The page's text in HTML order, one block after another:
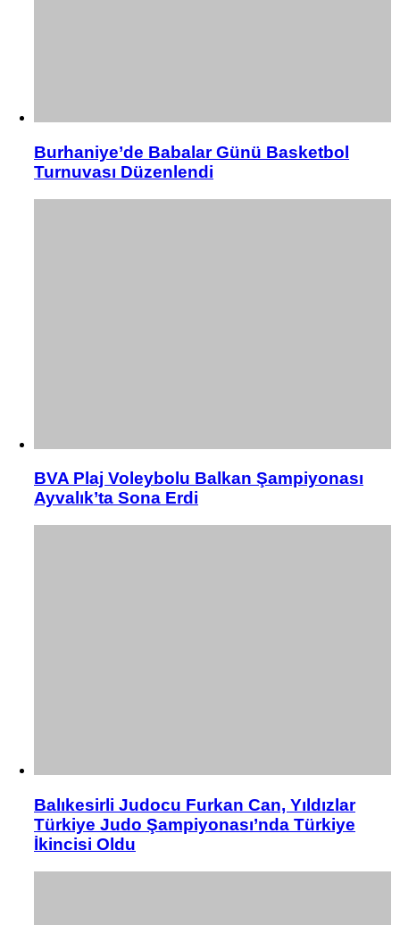
Burhaniye’de Babalar Günü Basketbol
Turnuvası Düzenlendi
BVA Plaj Voleybolu Balkan Şampiyonası
Ayvalık’ta Sona Erdi
Balıkesirli Judocu Furkan Can, Yıldızlar
Türkiye Judo Şampiyonası’nda Türkiye
İkincisi Oldu